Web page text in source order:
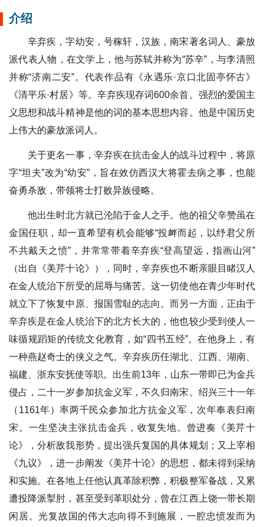
介绍
辛弃疾，字幼安，号稼轩，汉族，南宋著名词人、豪放
派代表人物，在文学上，他与苏轼并称为“苏辛”，与李清照
并称“济南二安”。代表作品有《永遇乐·京口北固亭怀古》
《清平乐·村居》等。辛弃疾现存词600余首。强烈的爱国主
义思想和战斗精神是他的词的基本思想内容。他是中国历史
上伟大的豪放派词人。
关于更名一事，辛弃疾在抗击金人的战斗过程中，将原
字“坦夫”改为“幼安”，旨在效仿西汉大将霍去病之事，也能
奋勇杀敌，带领将士打败异族侵略。
他出生时北方就已沦陷于金人之手。他的祖父辛赞虽在
金国任职，却一直希望有机会能够“投衅而起，以纾君父所
不共戴天之愤”，并常常带着辛弃疾“登高望远，指画山河”
（出自《美芹十论》），同时，辛弃疾也不断亲眼目睹汉人
在金人统治下所受的屈辱与痛苦。这一切使他在青少年时代
就立下了恢复中原、报国雪耻的志向。而另一方面，正由于
辛弃疾是在金人统治下的北方长大的，他也较少受到使人一
味循规蹈矩的传统文化教育，如“四书五经”。在他身上，有
一种燕赵奇士的侠义之气。辛弃疾历任湖北、江西、湖南、
福建、浙东安抚使等职。出生前13年，山东一带即已为金兵
侵占，二十一岁参加抗金义军，不久归南宋。绍兴三十一年
（1161年）率两千民众参加北方抗金义军，次年奉表归南
宋。一生坚决主张抗击金兵，收复失地。曾进奏《美芹十
论》，分析敌我形势，提出强兵复国的具体规划；又上宰相
《九议》，进一步阐发《美芹十论》的思想，都未得到采纳
和实施。在各地上任他认真革除积弊，积极整军备战，又累
遭投降派掣肘，甚至受到革职处分，曾在江西上饶一带长期
闲居。光复故国的伟大志向得不到施展，一腔忠愤发而为